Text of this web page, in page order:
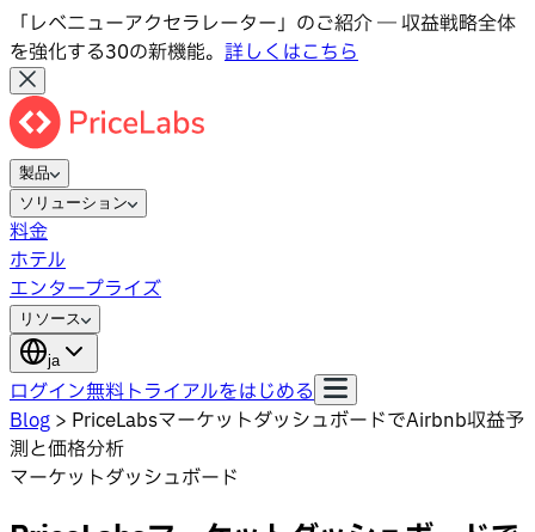
「レベニューアクセラレーター」のご紹介 ― 収益戦略全体
を強化する30の新機能。 詳しくはこちら
製品
ソリューション
料金
ホテル
エンタープライズ
リソース
ja
ログイン無料トライアルをはじめる
Blog > PriceLabsマーケットダッシュボードでAirbnb収益予
測と価格分析
マーケットダッシュボード